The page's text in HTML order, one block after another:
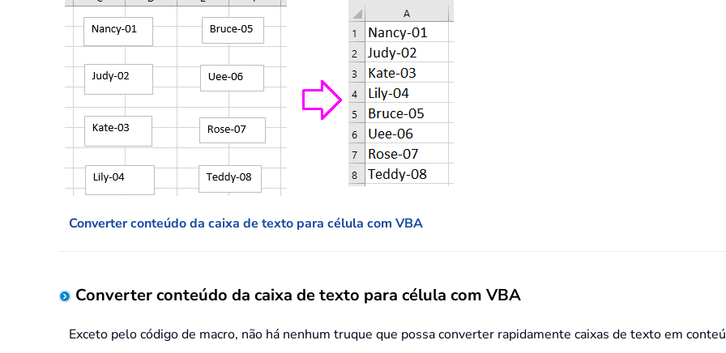
Converter conteúdo da caixa de texto para célula com VBA
Converter conteúdo da caixa de texto para célula com VBA
Exceto pelo código de macro, não há nenhum truque que possa converter rapidamente caixas de texto em